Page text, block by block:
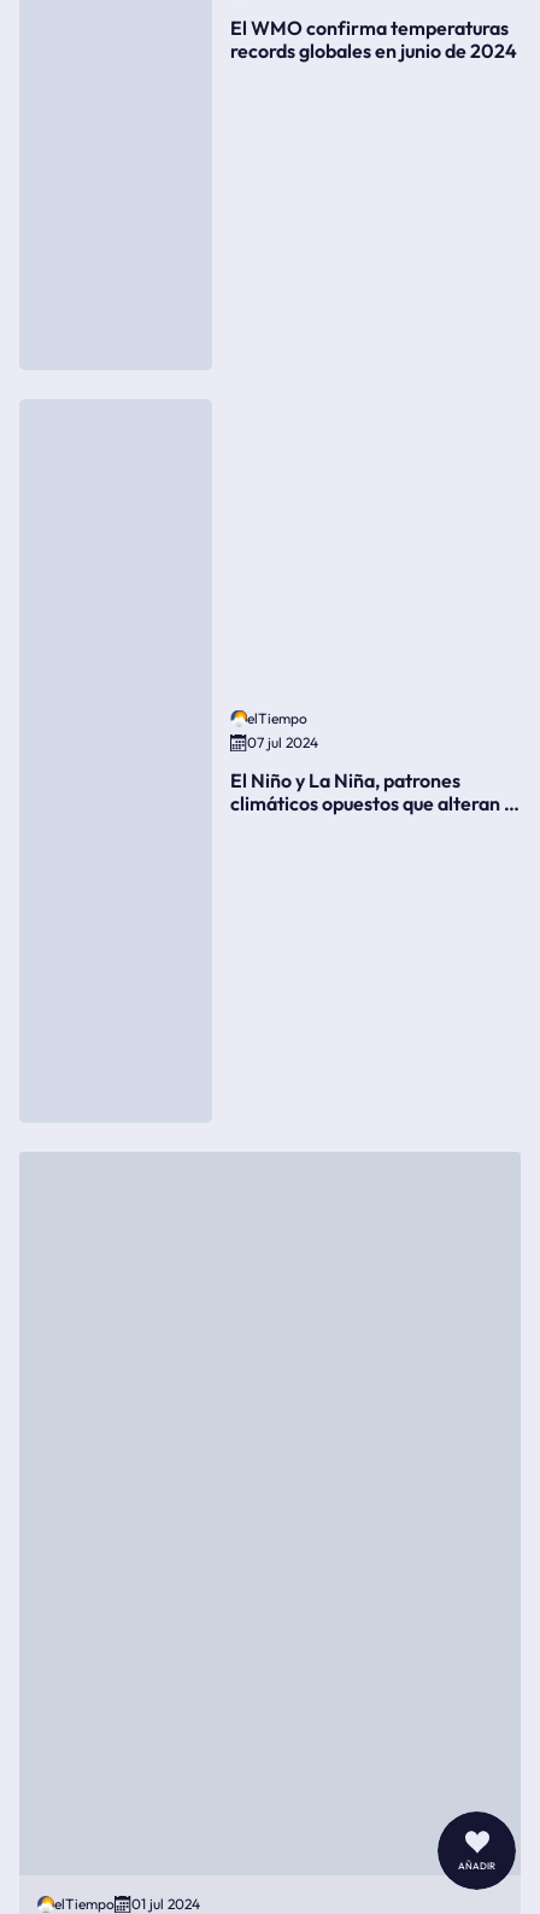
añadir
El WMO confirma temperaturas
records globales en junio de 2024
elTiempo
07 jul 2024
El Niño y La Niña, patrones
climáticos opuestos que alteran la
elTiempo 01 jul 2024